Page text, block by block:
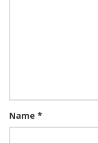
Name *